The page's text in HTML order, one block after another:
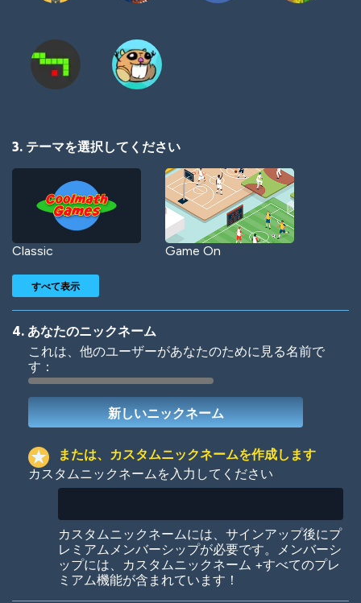
3. テーマを選択してください
Classic Game On
Woof
Colorful
すべて表示
4. あなたのニックネーム
これは、他のユーザーがあなたのために見る名前で
す：
または、カスタムニックネームを作成します
カスタムニックネームを入力してください
カスタムニックネームには、サインアップ後にプ
レミアムメンバーシップが必要です。メンバーシ
ップには、カスタムニックネーム +すべてのプレ
ミアム機能が含まれています！